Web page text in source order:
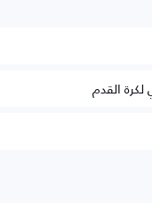
لكرة القدم